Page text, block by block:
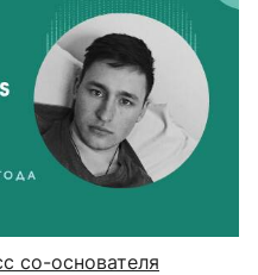
со-основателя